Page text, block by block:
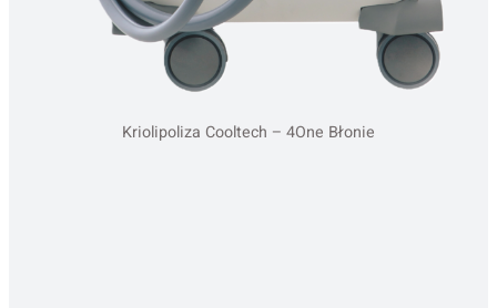
Kriolipoliza Cooltech – 4One Błonie